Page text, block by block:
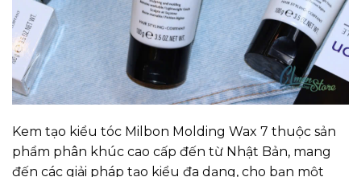
Kem tạo kiểu tóc Milbon Molding Wax 7 thuộc sản
phẩm phân khúc cao cấp đến từ Nhật Bản, mang
đến các giải pháp tạo kiểu đa dạng, cho bạn một